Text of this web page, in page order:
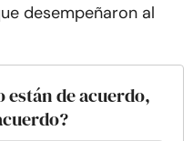
desempeñaron al
están de acuerdo,